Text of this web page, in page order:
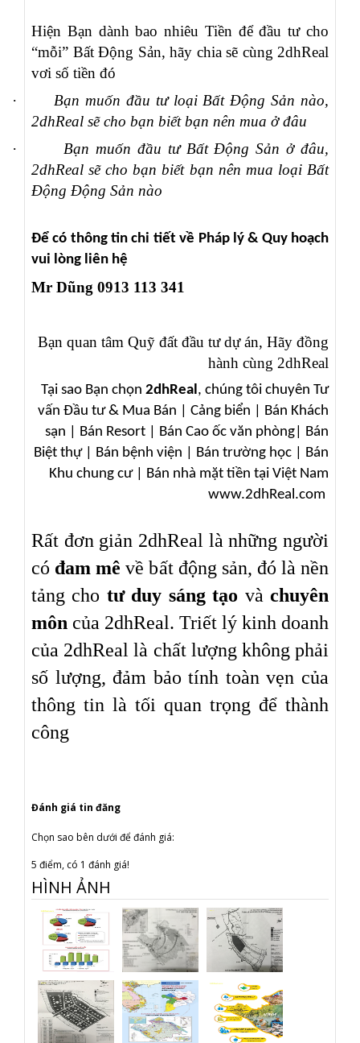
Hiện Bạn dành bao nhiêu Tiền để đầu tư cho
“mỗi” Bất Động Sản, hãy chia sẽ cùng 2dhReal
vơi số tiền đó
·
Bạn muốn đầu tư loại Bất Động Sản nào,
2dhReal sẽ cho bạn biết bạn nên mua ở đâu
·
Bạn muốn đầu tư Bất Động Sản ở đâu,
2dhReal sẽ cho bạn biết bạn nên mua loại Bất
Động Động Sản nào
Để có thông tin chi tiết về Pháp lý & Quy hoạch
vui lòng liên hệ
Mr Dũng 0913 113 341
Bạn quan tâm Quỹ đất đầu tư dự án, Hãy đồng
hành cùng 2dhReal
Tại sao Bạn chọn 2dhReal, chúng tôi chuyên Tư
vấn Đầu tư & Mua Bán | Cảng biển | Bán Khách
sạn | Bán Resort | Bán Cao ốc văn phòng| Bán
Biệt thự | Bán bệnh viện | Bán trường học | Bán
Khu chung cư | Bán nhà mặt tiền tại Việt Nam
www.2dhReal.com
Rất đơn giản 2dhReal là những người
có đam mê về bất động sản, đó là nền
tảng cho tưduy sáng tạo vàchuyên
môn của 2dhReal. Triết lý kinh doanh
của 2dhReal là chất lượng không phải
số lượng,đảm bảo tính toàn vẹn của
thông tin là tối quan trọng để thành
công
Đánh giá tin đăng
Chọn sao bên dưới để đánh giá:
5 điểm, có 1 đánh giá!
HÌNH ẢNH